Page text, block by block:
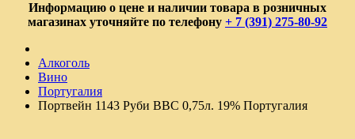
Информацию о цене и наличии товара в розничных
магазинах уточняйте по телефону + 7 (391) 275-80-92
Алкоголь
Вино
Португалия
Портвейн 1143 Руби ВВС 0,75л. 19% Португалия